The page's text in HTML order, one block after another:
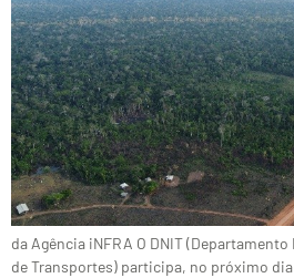
da Agência iNFRA O DNIT
de Transportes) participa, no próximo